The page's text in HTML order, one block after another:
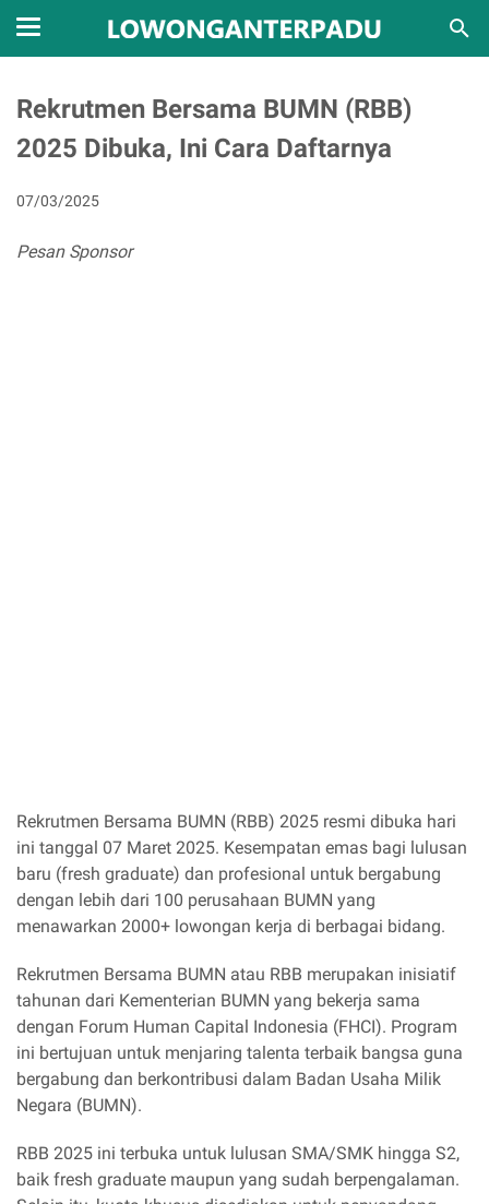
Rekrutmen Bersama BUMN (RBB)
2025 Dibuka, Ini Cara Daftarnya
07/03/2025
Pesan Sponsor
Rekrutmen Bersama BUMN (RBB) 2025 resmi dibuka hari
ini tanggal 07 Maret 2025. Kesempatan emas bagi lulusan
baru (fresh graduate) dan profesional untuk bergabung
dengan lebih dari 100 perusahaan BUMN yang
menawarkan 2000+ lowongan kerja di berbagai bidang.
Rekrutmen Bersama BUMN atau RBB merupakan inisiatif
tahunan dari Kementerian BUMN yang bekerja sama
dengan Forum Human Capital Indonesia (FHCI). Program
ini bertujuan untuk menjaring talenta terbaik bangsa guna
bergabung dan berkontribusi dalam Badan Usaha Milik
Negara (BUMN).
RBB 2025 ini terbuka untuk lulusan SMA/SMK hingga S2,
baik fresh graduate maupun yang sudah berpengalaman.